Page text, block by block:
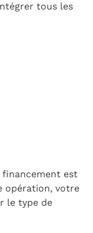
tous les
financement est
opération, votre
le type de